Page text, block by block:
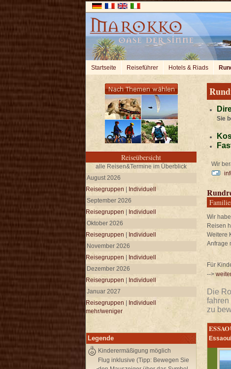
Startseite Reiseführer Hotels & Riads
Reiseübersicht
alle Reisen&Termine im Überblick
August 2026
Reisegruppen
Individuell
September 2026
Reisegruppen
Individuell
Oktober 2026
Reisegruppen
Individuell
November 2026
Reisegruppen
Individuell
Dezember 2026
Reisegruppen
Individuell
Januar 2027
Reisegruppen
Individuell
mehr/weniger
Legende
Kinderermäßigung möglich
Flug inklusive (Tipp: Bewegen Sie
Sie
Wir
Wir
Reisen
Weitere
Anfrage
Für
-->
Die
fahren
zu